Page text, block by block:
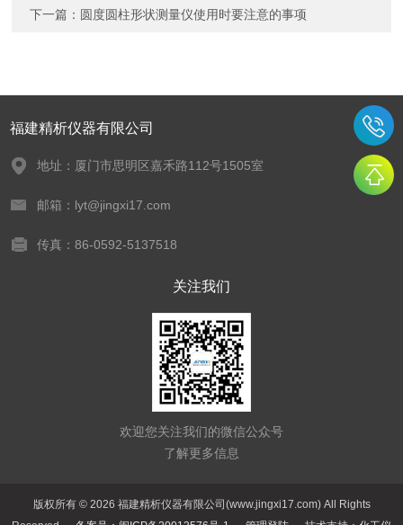
下一篇： 圆度圆柱形状测量仪使用时要注意的事项
福建精析仪器有限公司
地址：厦门市思明区嘉禾路112号1505室
邮箱：lyt@jingxi17.com
传真：86-0592-5137518
关注我们
欢迎您关注我们的微信公众号
了解更多信息
版权所有 © 2026 福建精析仪器有限公司(www.jingxi17.com) All Rights